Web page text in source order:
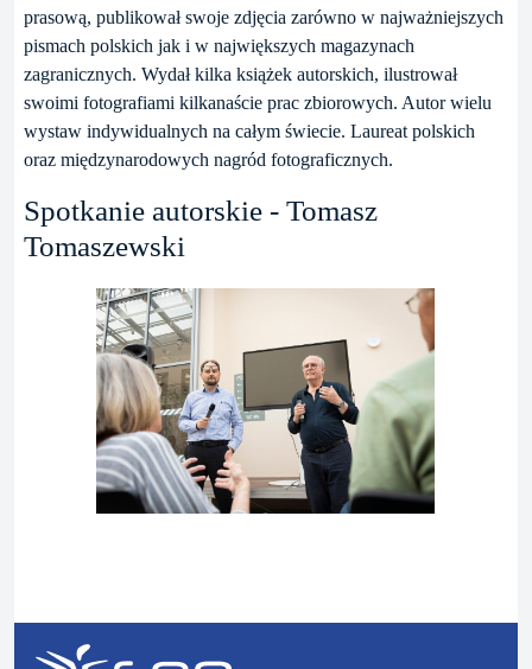
prasową, publikował swoje zdjęcia zarówno w najważniejszych
pismach polskich jak i w największych magazynach
zagranicznych. Wydał kilka książek autorskich, ilustrował
swoimi fotografiami kilkanaście prac zbiorowych. Autor wielu
wystaw indywidualnych na całym świecie. Laureat polskich
oraz międzynarodowych nagród fotograficznych.
Spotkanie autorskie - Tomasz
Tomaszewski
p
s